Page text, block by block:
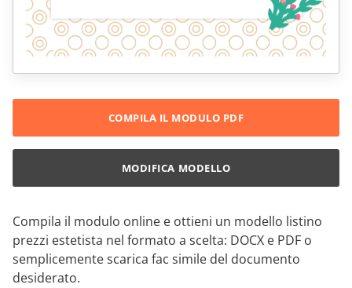
Compila il modulo online e ottieni un modello listino
prezzi estetista nel formato a scelta: DOCX e PDF o
semplicemente scarica fac simile del documento
desiderato.
COMPILA IL MODULO PDF
MODIFICA MODELLO